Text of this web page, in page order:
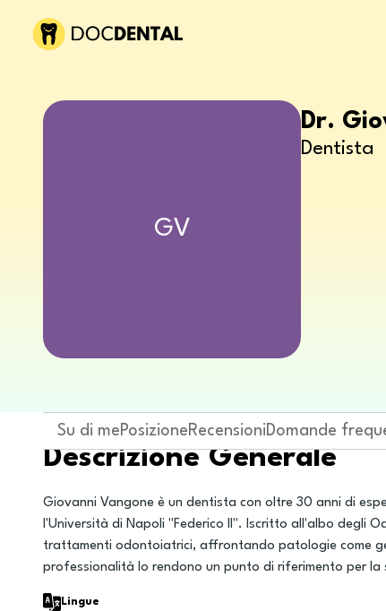
GV
Dr.
Dentista
Su di mePosizioneRecensioniDomande
Descrizione Generale
Giovanni Vangone è un dentista con oltre 30 anni di
l'Università di Napoli "Federico II". Iscritto all'albo degli
trattamenti odontoiatrici, affrontando patologie come
professionalità lo rendono un punto di riferimento per la
Lingue